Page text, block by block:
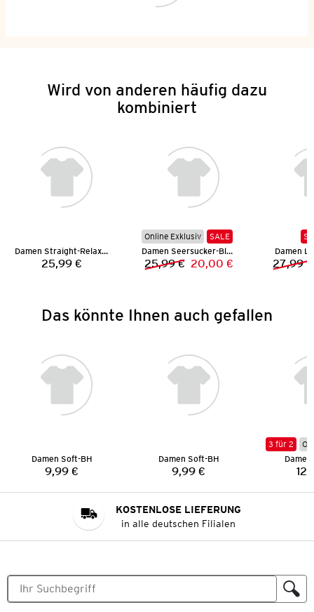
Wird von anderen häufig dazu
kombiniert
Damen Straight-Relaxed-Jeans
Preis:
25,99 €
Online Exklusiv
SALE
Damen Seersucker-Bluse
Vorheriger Preis:
25,99 € Neuer Preis:
20,00 €
Damen
27,99 €
Das könnte Ihnen auch gefallen
Damen Soft-BH
Preis:
9,99 €
Damen Soft-BH
Preis:
9,99 €
3 für 2
KOSTENLOSE LIEFERUNG
in alle deutschen Filialen